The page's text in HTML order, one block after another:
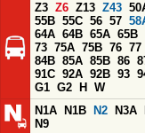
Z3 Z6 Z13 Z43
55B 55C 56 57
64A 64B 65A 65B
73 75A 75B 76 77
84B 85A 85B 86
91C 92A 92B 93
G1 G2 H
W
N1A
N1B N2 N3A
N9